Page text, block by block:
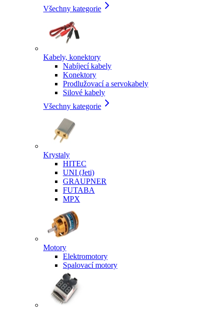
Všechny kategorie
Kabely, konektory
Nabíjecí kabely
Konektory
Prodlužovací a servokabely
Silové kabely
Všechny kategorie
Krystaly
HITEC
UNI (Jeti)
GRAUPNER
FUTABA
MPX
Motory
Elektromotory
Spalovací motory